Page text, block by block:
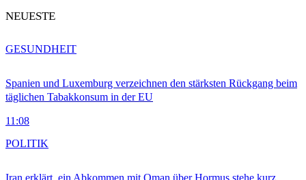
NEUESTE
Spanien und Luxemburg verzeichnen den stärksten Rückgang beim
täglichen Tabakkonsum in der EU
11:08
GESUNDHEIT
POLITIK